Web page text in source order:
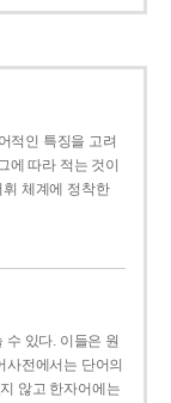
적인 특징을 고려
에 따라 적는 것이
체계에 정착한
수 있다. 이들은 원
사전에서는 단어의
않고 한자어에는